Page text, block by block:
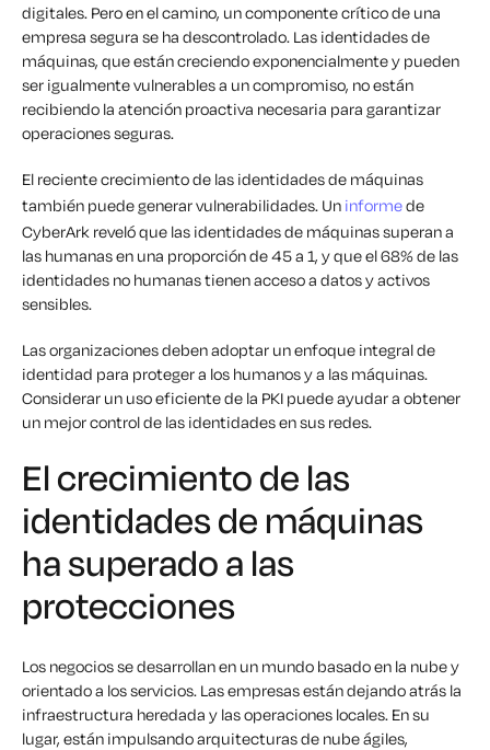
digitales. Pero en el camino, un componente crítico de una
empresa segura se ha descontrolado. Las identidades de
máquinas, que están creciendo exponencialmente y pueden
ser igualmente vulnerables a un compromiso, no están
recibiendo la atención proactiva necesaria para garantizar
operaciones seguras.
El reciente crecimiento de las identidades de máquinas
también puede generar vulnerabilidades. Un informede
CyberArk reveló que las identidades de máquinas superan a
las humanas en una proporción de 45 a 1, y que el 68% de las
identidades no humanas tienen acceso a datos y activos
sensibles.
Las organizaciones deben adoptar un enfoque integral de
identidad para proteger a los humanosya las máquinas.
Considerar un uso eficiente de la PKI puede ayudar a obtener
un mejor control de las identidades en sus redes.
El crecimiento de las
identidades de máquinas
ha superado a las
protecciones
Los negocios se desarrollan en un mundo basado en la nube y
orientado a los servicios. Las empresas están dejando atrás la
infraestructura heredada y las operaciones locales. En su
lugar, están impulsando arquitecturas de nube ágiles,